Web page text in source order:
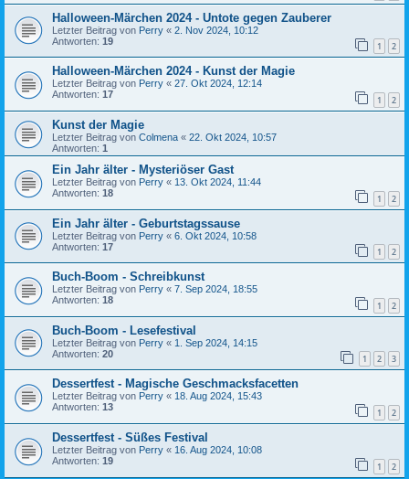
Halloween-Märchen 2024 - Untote gegen Zauberer
Letzter Beitrag von Perry « 2. Nov 2024, 10:12
Antworten: 19 1 2
Halloween-Märchen 2024 - Kunst der Magie
Letzter Beitrag von Perry « 27. Okt 2024, 12:14
Antworten: 17 1 2
Kunst der Magie
Letzter Beitrag von Colmena « 22. Okt 2024, 10:57
Antworten: 1
Ein Jahr älter - Mysteriöser Gast
Letzter Beitrag von Perry « 13. Okt 2024, 11:44
Antworten: 18 1 2
Ein Jahr älter - Geburtstagssause
Letzter Beitrag von Perry « 6. Okt 2024, 10:58
Antworten: 17 1 2
Buch-Boom - Schreibkunst
Letzter Beitrag von Perry « 7. Sep 2024, 18:55
Antworten: 18 1 2
Buch-Boom - Lesefestival
Letzter Beitrag von Perry « 1. Sep 2024, 14:15
Antworten: 20 1 2 3
Dessertfest - Magische Geschmacksfacetten
Letzter Beitrag von Perry « 18. Aug 2024, 15:43
Antworten: 13 1 2
Dessertfest - Süßes Festival
Letzter Beitrag von Perry « 16. Aug 2024, 10:08
Antworten: 19 1 2